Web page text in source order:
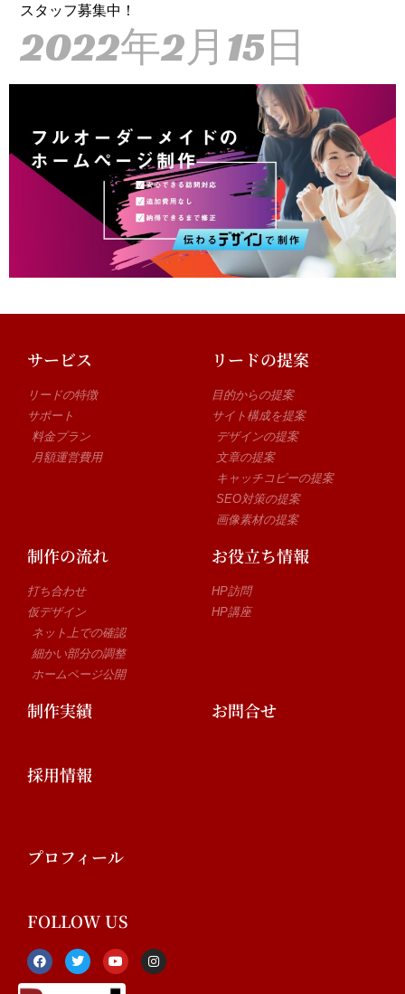
スタッフ募集中！
2022年2月15日
サービス
リードの特徴
サポート
料金プラン
月額運営費用
リードの提案
目的からの提案
サイト構成を提案
デザインの提案
文章の提案
キャッチコピーの提案
SEO対策の提案
画像素材の提案
制作の流れ
打ち合わせ
仮デザイン
ネット上での確認
細かい部分の調整
ホームページ公開
お役立ち情報
HP訪問
HP講座
制作実績 お問合せ
採用情報
プロフィール
FOLLOW US
F
a
c
T
w
i
Y
o
u
I
n
s